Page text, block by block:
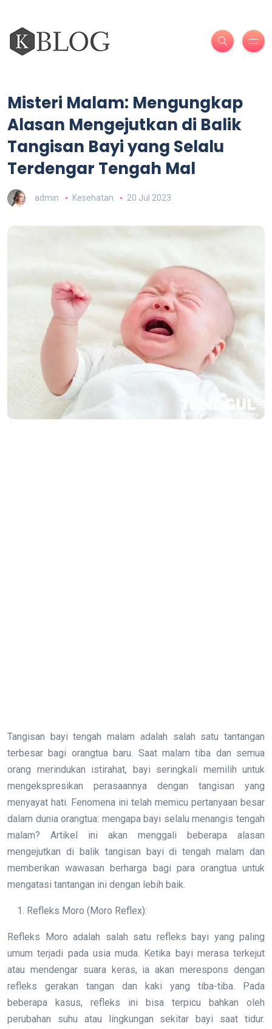
Misteri Malam: Mengungkap
Alasan Mengejutkan di Balik
Tangisan Bayi yang Selalu
Terdengar Tengah Mal
admin Kesehatan 20 Jul 2023
Tangisan bayi tengah malam adalah salah satu tantangan
terbesar bagi orangtua baru. Saat malam tiba dan semua
orang merindukan istirahat, bayi seringkali memilih untuk
mengekspresikan perasaannya dengan tangisan yang
menyayat hati. Fenomena ini telah memicu pertanyaan besar
dalam dunia orangtua: mengapa bayi selalu menangis tengah
malam? Artikel ini akan menggali beberapa alasan
mengejutkan di balik tangisan bayi di tengah malam dan
memberikan wawasan berharga bagi para orangtua untuk
mengatasi tantangan ini dengan lebih baik.
Refleks Moro (Moro Reflex):
Refleks Moro adalah salah satu refleks bayi yang paling
umum terjadi pada usia muda. Ketika bayi merasa terkejut
atau mendengar suara keras, ia akan merespons dengan
refleks gerakan tangan dan kaki yang tiba-tiba. Pada
beberapa kasus, refleks ini bisa terpicu bahkan oleh
perubahan suhu atau lingkungan sekitar bayi saat tidur.